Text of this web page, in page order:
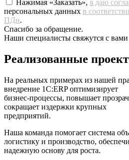
Нажимая «Заказать», я даю
персональных данных в
ПДн.
Спасибо за обращение.
Наши специалисты свяжутся с
Реализованные
На реальных примерах из нашей
внедрение 1С:ERP оптимизирует
бизнес-процессы, повышает
сокращает издержки крупных
предприятий.
Наша команда помогает система
логистику и производство,
надежную основу для роста.